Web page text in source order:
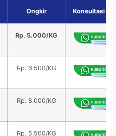
Ongkir Konsultasi
Rp. 5.000/KG
Rp. 6.500/KG
Rp. 8.000/KG
Rp. 5.500/KG